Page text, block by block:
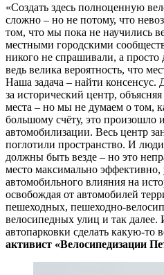
«Создать здесь полноценную
сложно – но не потому, что
том, что мы пока не научились
местными городскими
никого не спрашивали, а просто
ведь велика вероятность, что
Наша задача – найти консенсус.
за исторический центр,
места – но мы не думаем о том,
большому счёту, это произошло
автомобилизации. Весь центр
поглотили пространство. И
должны быть везде – но это
место максимально эффективно,
автомобильного влияния на
освобождая от автомобилей
пешеходных, пешеходно-
велосипедных улиц и так
автопарковки сделать какую-то
активист «Велосипедизации